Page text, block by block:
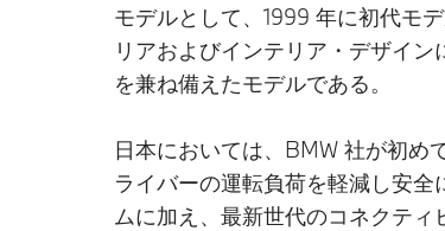
モデルとして、1999 年に初代モ
リアおよびインテリア・デザイ
を兼ね備えたモデルである。
日本においては、BMW 社が初め
ライバーの運転負荷を軽減し安
ムに加え、最新世代のコネクテ